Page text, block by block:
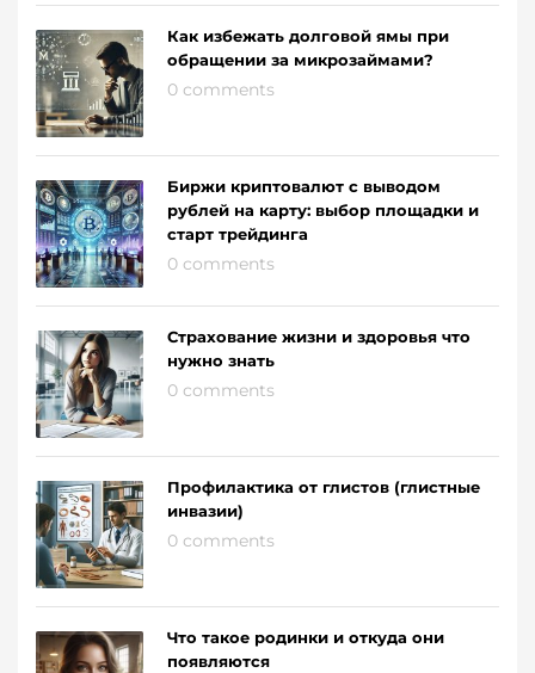
Как избежать долговой ямы при
обращении за микрозаймами?
0 comments
Биржи криптовалют с выводом
рублей на карту: выбор площадки и
старт трейдинга
0 comments
Страхование жизни и здоровья что
нужно знать
0 comments
Профилактика от глистов (глистные
инвазии)
0 comments
Что такое родинки и откуда они
появляются